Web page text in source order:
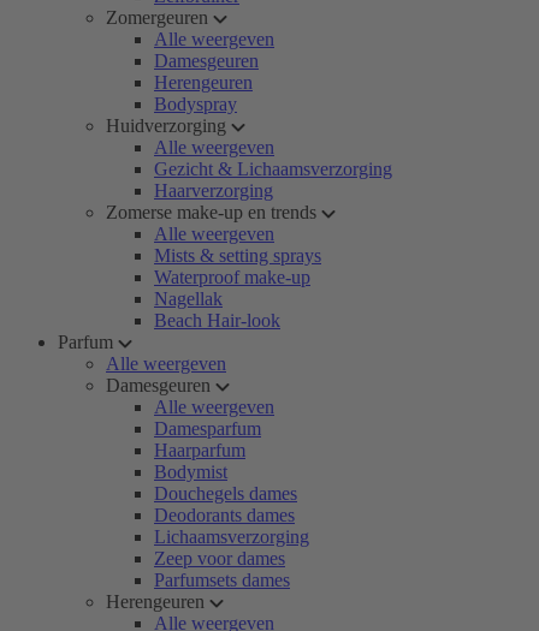
Zomergeuren
Alle weergeven
Damesgeuren
Herengeuren
Bodyspray
Huidverzorging
Alle weergeven
Gezicht & Lichaamsverzorging
Haarverzorging
Zomerse make-up en trends
Alle weergeven
Mists & setting sprays
Waterproof make-up
Nagellak
Beach Hair-look
Parfum
Alle weergeven
Damesgeuren
Alle weergeven
Damesparfum
Haarparfum
Bodymist
Douchegels dames
Deodorants dames
Lichaamsverzorging
Zeep voor dames
Parfumsets dames
Herengeuren
Alle weergeven